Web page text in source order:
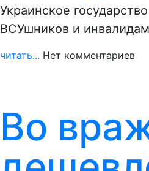
Украинское
ВСУшников и
читать... Нет комментариев
Во